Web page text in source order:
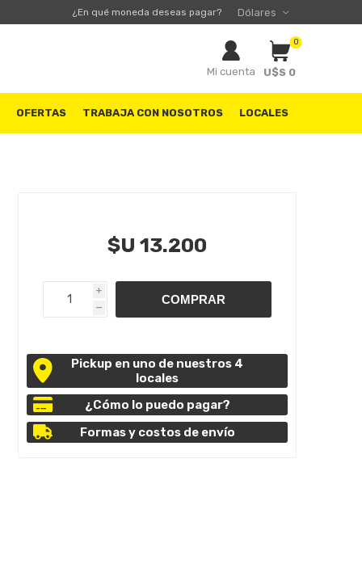
¿En qué moneda deseas pagar?
Mi cuenta
0
U$S 0
OFERTAS TRABAJA CON NOSOTROS LOCALES
$U 13.200
i
h
Pickup en uno de nuestros 4
locales
¿Cómo lo puedo pagar?
Formas y costos de envío